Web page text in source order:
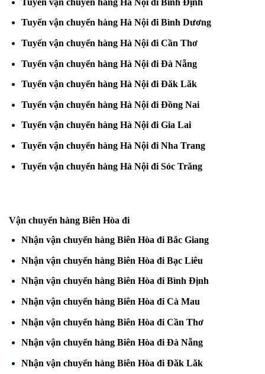
Tuyến vận chuyển hàng Hà Nội đi Bình Dương
Tuyến vận chuyển hàng Hà Nội đi Cần Thơ
Tuyến vận chuyển hàng Hà Nội đi Đà Nẵng
Tuyến vận chuyển hàng Hà Nội đi Đăk Lăk
Tuyến vận chuyển hàng Hà Nội đi Đồng Nai
Tuyến vận chuyển hàng Hà Nội đi Gia Lai
Tuyến vận chuyển hàng Hà Nội đi Nha Trang
Tuyến vận chuyển hàng Hà Nội đi Sóc Trăng
Vận chuyển hàng Biên Hòa đi
Nhận vận chuyển hàng Biên Hòa đi Bắc Giang
Nhận vận chuyển hàng Biên Hòa đi Bạc Liêu
Nhận vận chuyển hàng Biên Hòa đi Bình Định
Nhận vận chuyển hàng Biên Hòa đi Cà Mau
Nhận vận chuyển hàng Biên Hòa đi Cần Thơ
Nhận vận chuyển hàng Biên Hòa đi Đà Nẵng
Nhận vận chuyển hàng Biên Hòa đi Đăk Lăk